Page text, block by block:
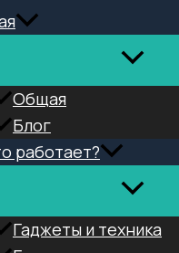
Общая
Блог
работает?
Гаджеты и техника